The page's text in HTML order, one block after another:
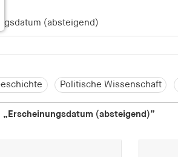
Politische Wissenschaft
„Erscheinungsdatum (absteigend)”